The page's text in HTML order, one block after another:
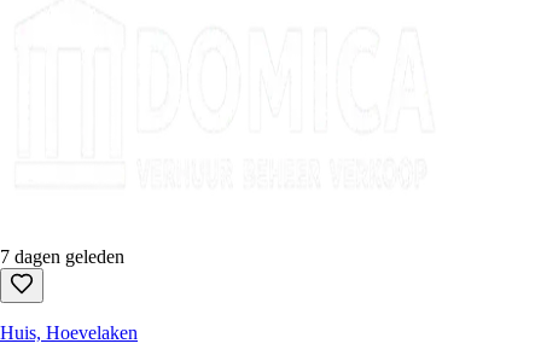
7 dagen geleden
Huis, Hoevelaken